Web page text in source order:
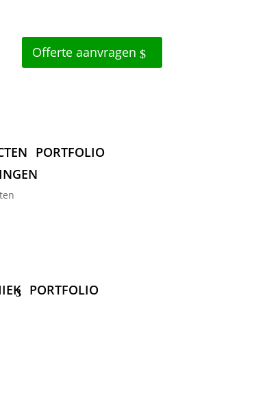
Offerte aanvragen
PORTFOLIO
PORTFOLIO